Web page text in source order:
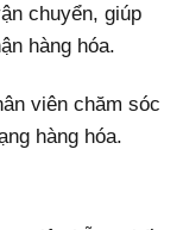
chuyển, giúp
hàng hóa.
viên chăm sóc
hàng hóa.